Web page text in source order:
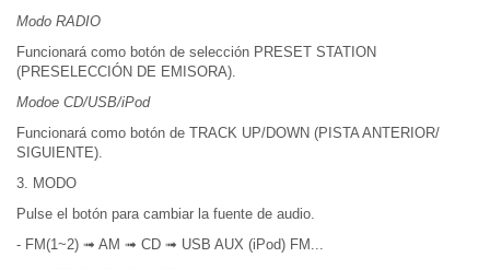
Modo RADIO
Funcionará como botón de selección PRESET STATION
(PRESELECCIÓN DE EMISORA).
Modoe CD/USB/iPod
Funcionará como botón de TRACK UP/DOWN (PISTA ANTERIOR/
SIGUIENTE).
3. MODO
Pulse el botón para cambiar la fuente de audio.
- FM(1~2) ➟ AM ➟ CD ➟ USB AUX (iPod) FM...